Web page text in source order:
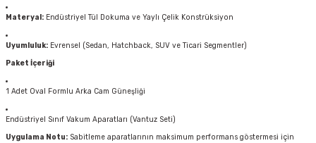
Materyal: Endüstriyel Tül Dokuma ve Yaylı Çelik Konstrüksiyon
Uyumluluk: Evrensel (Sedan, Hatchback, SUV ve Ticari Segmentler)
Paket İçeriği
1 Adet Oval Formlu Arka Cam Güneşliği
Endüstriyel Sınıf Vakum Aparatları (Vantuz Seti)
Uygulama Notu: Sabitleme aparatlarının maksimum performans göstermesi için